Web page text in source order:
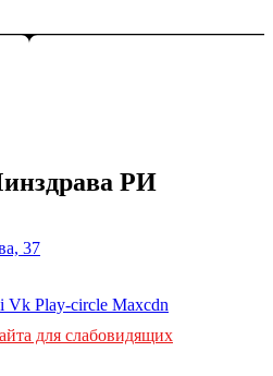
РИ
37
Vk Play-circle Maxcdn
для слабовидящих